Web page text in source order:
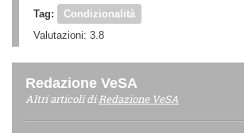
Tag:
Condizionalità
Valutazioni: 3.8
Redazione VeSA
Altri articoli diRedazione VeSA